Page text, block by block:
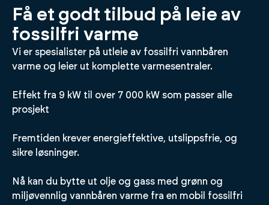
Få et godt tilbud på leie av
fossilfri varme
Vi er spesialister på utleie av fossilfri vannbåren
varme og leier ut komplette varmesentraler.
Effekt fra 9 kW til over 7 000 kW som passer alle
prosjekt
Fremtiden krever energieffektive, utslippsfrie, og
sikre løsninger.
Nå kan du bytte ut olje og gass med grønn og
miljøvennlig vannbåren varme fra en mobil fossilfri